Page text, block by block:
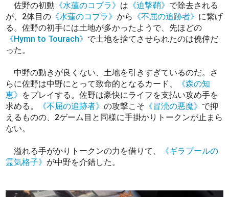
佐野の初動 《水蓮のコブラ》 は 《迫撃鞘》 で除去される
が、2体目の 《水蓮のコブラ》から 《不屈の追跡者》 に繋げ
る。佐野の初手には土地が多かったようで、先ほどの
《Hymn to Tourach》 で土地を捨てさせられたのは僥倖だ
った。
中野の動きが良くない、土地を引きすぎているのだ。さ
らに佐野は中野にとって致命的となるカード、
《森の知
恵》 をプレイする。佐野は豪快にライフを支払い攻め手を
求める。
《不屈の追跡者》の攻撃こそ 《冒涜の悪魔》 で抑
えるものの、2ゲーム目と同様に手掛かりトークンが止まら
ない。
溢れる手がかりトークンの力を借りて、
《ギラプールの
霊気格子》 が中野を介錯した。